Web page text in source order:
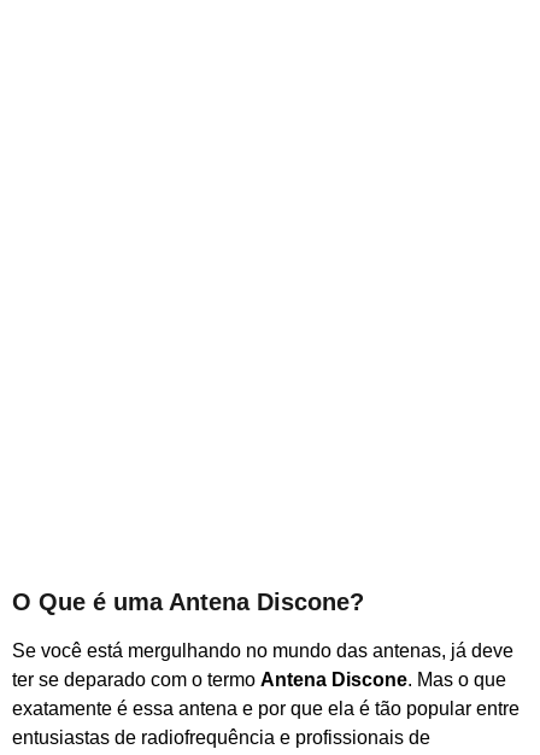
O Que é uma Antena Discone?
Se você está mergulhando no mundo das antenas, já deve
ter se deparado com o termo Antena Discone. Mas o que
exatamente é essa antena e por que ela é tão popular entre
entusiastas de radiofrequência e profissionais de